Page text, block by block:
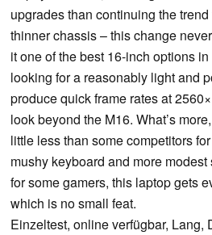
upgrades than continuing the
thinner chassis – this change
it one of the best 16-inch options
looking for a reasonably light and
produce quick frame rates at
look beyond the M16. What’s
little less than some competitors
mushy keyboard and more
for some gamers, this laptop gets
which is no small feat.
Einzeltest, online verfügbar, Lang,